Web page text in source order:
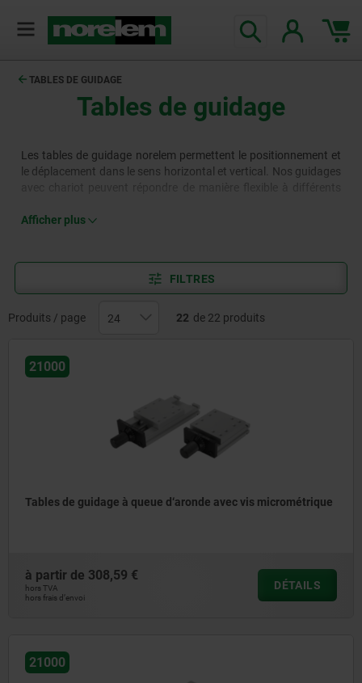
TABLES DE GUIDAGE
Tables de guidage
Les tables de guidage norelem permettent le positionnement et
le déplacement dans le sens horizontal et vertical. Nos guidages
nombre d'applications dans la construction de machines et de
Afficher plus
FILTRES
Produits / page 22 de 22 produits
21000
Tables de guidage à queue d‘aronde avec vis micrométrique
à partir de 308,59 €
hors TVA
hors frais d’envoi
DÉTAILS
21000